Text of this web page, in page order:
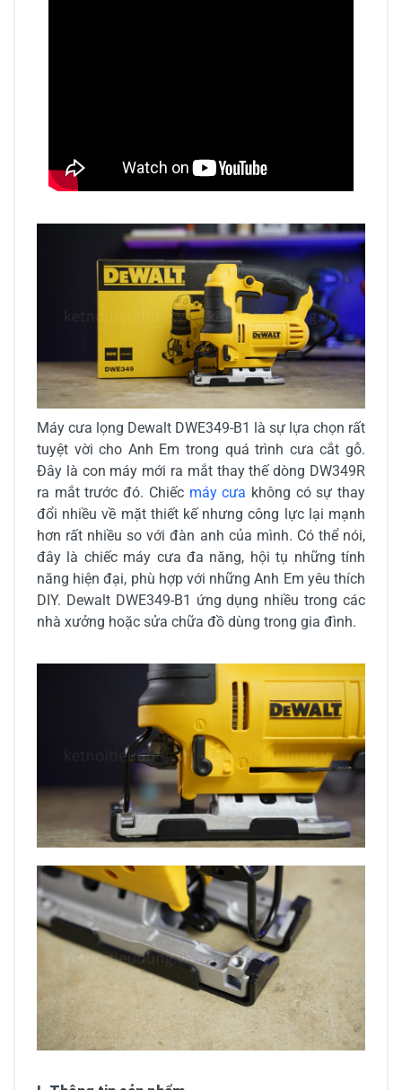
Máy cưa lọng Dewalt DWE349-B1 là sự lựa chọn rất
tuyệt vời cho Anh Em trong quá trình cưa cắt gỗ.
Đây là con máy mới ra mắt thay thế dòng DW349R
ra mắt trước đó. Chiếcmáy cưa không có sự thay
đổi nhiều về mặt thiết kế nhưng công lực lại mạnh
hơn rất nhiều so với đàn anh của mình. Có thể nói,
đây là chiếc máy cưa đa năng, hội tụ những tính
năng hiện đại, phù hợp với những Anh Em yêu thích
DIY. Dewalt DWE349-B1 ứng dụng nhiều trong các
nhà xưởng hoặc sửa chữa đồ dùng trong gia đình.